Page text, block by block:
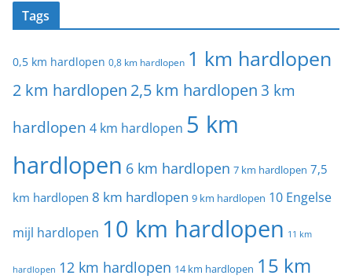
Tags
0,5 km hardlopen 0,8 km hardlopen 1 km hardlopen
2 km hardlopen 2,5 km hardlopen 3 km
hardlopen 4 km hardlopen 5 km
hardlopen 6 km hardlopen 7 km hardlopen 7,5
km hardlopen 8 km hardlopen 9 km hardlopen 10 Engelse
mijl hardlopen 10 km hardlopen 11 km
hardlopen 12 km hardlopen 14 km hardlopen 15 km